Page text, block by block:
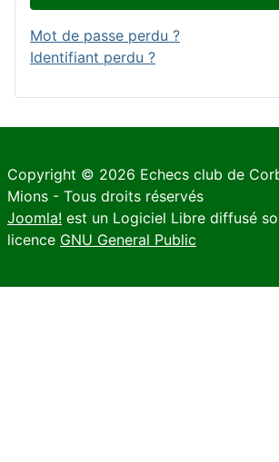
Mot de passe perdu ?
Identifiant perdu ?
Copyright © 2026 Echecs club de
Mions - Tous droits réservés
Joomla! est un Logiciel Libre diffusé
licence GNU General Public